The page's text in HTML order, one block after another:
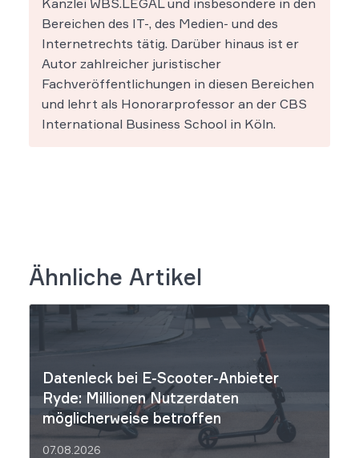
Kanzlei WBS.LEGAL und insbesondere in den
Bereichen des IT-, des Medien- und des
Internetrechts tätig. Darüber hinaus ist er
Autor zahlreicher juristischer
Fachveröffentlichungen in diesen Bereichen
und lehrt als Honorarprofessor an der CBS
International Business School in Köln.
Ähnliche Artikel
Datenleck bei E-Scooter-Anbieter
Ryde: Millionen Nutzerdaten
möglicherweise betroffen
07.08.2026